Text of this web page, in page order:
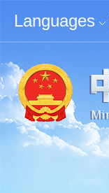
Languages